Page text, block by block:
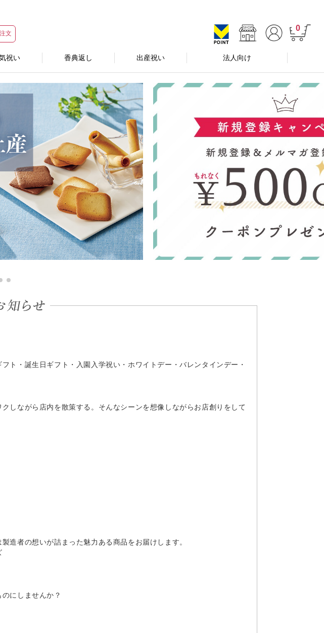
0
文
祝い 香典返し 出産祝い 法人向け
ト・誕生日ギフト・入園入学祝い・ホワイトデー・バレンタインデー・
しながら店内を散策する。そんなシーンを想像しながらお店創りをして
造者の想いが詰まった魅力ある商品をお届けします。
にしませんか？